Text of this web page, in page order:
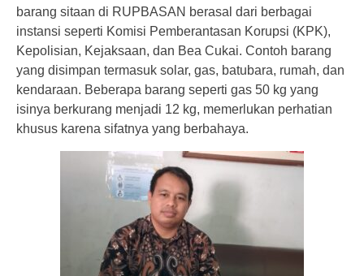
barang sitaan di RUPBASAN berasal dari berbagai
instansi seperti Komisi Pemberantasan Korupsi (KPK),
Kepolisian, Kejaksaan, dan Bea Cukai. Contoh barang
yang disimpan termasuk solar, gas, batubara, rumah, dan
kendaraan. Beberapa barang seperti gas 50 kg yang
isinya berkurang menjadi 12 kg, memerlukan perhatian
khusus karena sifatnya yang berbahaya.